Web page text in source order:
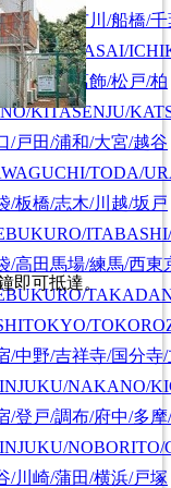
川/葛西/市川/船橋/千
KASAI/
/北千住/葛飾/松戸/柏
KITASENJU/
/戸田/浦和/大宮/越谷
TODA/
/板橋/志木/川越/坂戸
/高田馬場/練馬/西東
/中野/吉祥寺/国分寺
NAKANO/
/登戸/調布/府中/多
/川崎/蒲田/横浜/戸塚
即可抵達。